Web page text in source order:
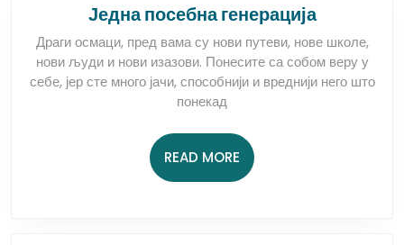
Једна посебна генерацијаЈедна
посебна
Драги осмаци, пред вама су нови путеви, нове школе,
нови људи и нови изазови. Понесите са собом веру у
себе, јер сте много јачи, способнији и вреднији него што
понекад
READ MORE READ
MORE